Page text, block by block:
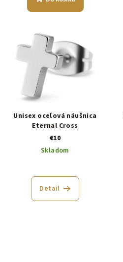
Unisex oceľová náušnica
Eternal Cross
€10
Skladom
Detail